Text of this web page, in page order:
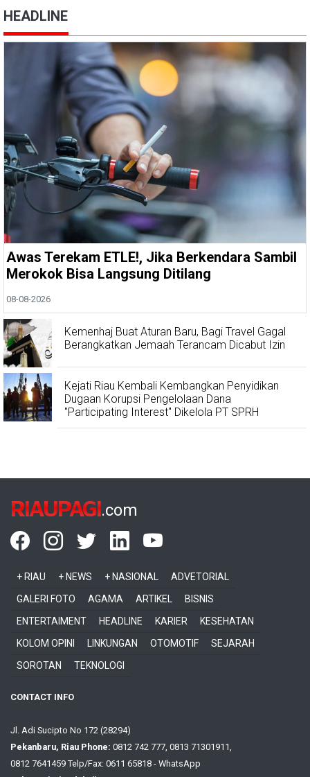
HEADLINE
Awas Terekam ETLE!, Jika Berkendara Sambil
Merokok Bisa Langsung Ditilang
08-08-2026
Kemenhaj Buat Aturan Baru, Bagi Travel Gagal
Berangkatkan Jemaah Terancam Dicabut Izin
Kejati Riau Kembali Kembangkan Penyidikan
Dugaan Korupsi Pengelolaan Dana
"Participating Interest" Dikelola PT SPRH
RIAUPAGI.com
+ RIAU + NEWS + NASIONAL
ADVETORIAL
GALERI FOTO
AGAMA ARTIKEL
BISNIS
ENTERTAIMENT
HEADLINE KARIER
KESEHATAN
KOLOM OPINI
LINKUNGAN OTOMOTIF
SEJARAH
SOROTAN
TEKNOLOGI
CONTACT INFO
Jl. Adi Sucipto No 172 (28294)
Pekanbaru, Riau Phone: 0812 742 777, 0813 71301911,
0812 7641459 Telp/Fax: 0611 65818 - WhatsApp